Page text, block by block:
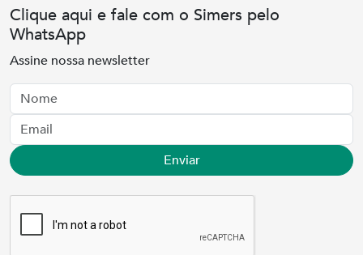
Clique aqui e fale com o Simers pelo
WhatsApp
Assine nossa newsletter
Nome
Email
Enviar